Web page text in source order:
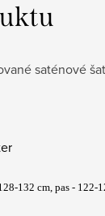
saténové
132 cm, pas - 122-